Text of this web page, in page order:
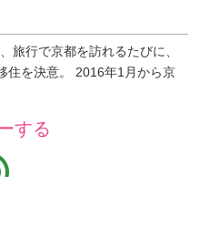
旅行で京都を訪れるたびに、
住を決意。 2016年1月から京
する